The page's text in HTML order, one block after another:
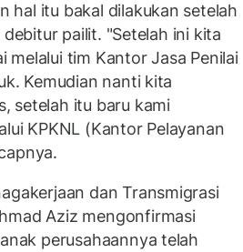
hal itu bakal dilakukan setelah
pailit. "Setelah ini kita
melalui tim Kantor Jasa Penilai
Kemudian nanti kita
setelah itu baru kami
KPKNL (Kantor Pelayanan
dan Transmigrasi
Aziz mengonfirmasi
perusahaannya telah